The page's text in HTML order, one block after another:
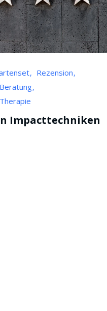
Allgemein
Bildkarten
Mind